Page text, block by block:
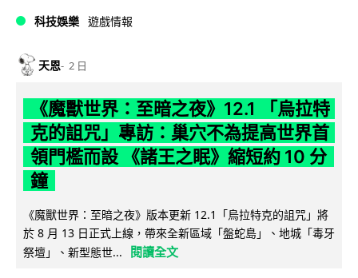
科技娛樂 遊戲情報
天恩 2 日
《魔獸世界：至暗之夜》12.1 「烏拉特
克的詛咒」專訪：巢穴不為提高世界首
領門檻而設 《諸王之眠》縮短約 10 分
鐘
《魔獸世界：至暗之夜》版本更新 12.1「烏拉特克的詛咒」將
於 8 月 13 日正式上線，帶來全新區域「盤蛇島」、地城「毒牙
祭壇」、新型態世...
閱讀全文